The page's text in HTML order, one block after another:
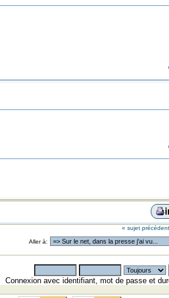
« sujet
Aller à:
Connexion avec identifiant, mot de passe et